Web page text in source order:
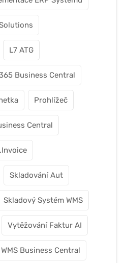
L7 ATG
Business Central
Prohlížeč
Central
Skladování Aut
Skladový Systém WMS
Vytěžování Faktur AI
WMS Business Central